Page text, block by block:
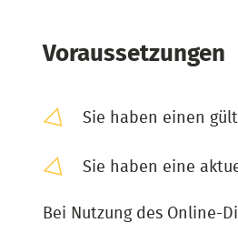
Voraussetzungen
Sie haben einen
Sie haben eine
Bei Nutzung des Online-